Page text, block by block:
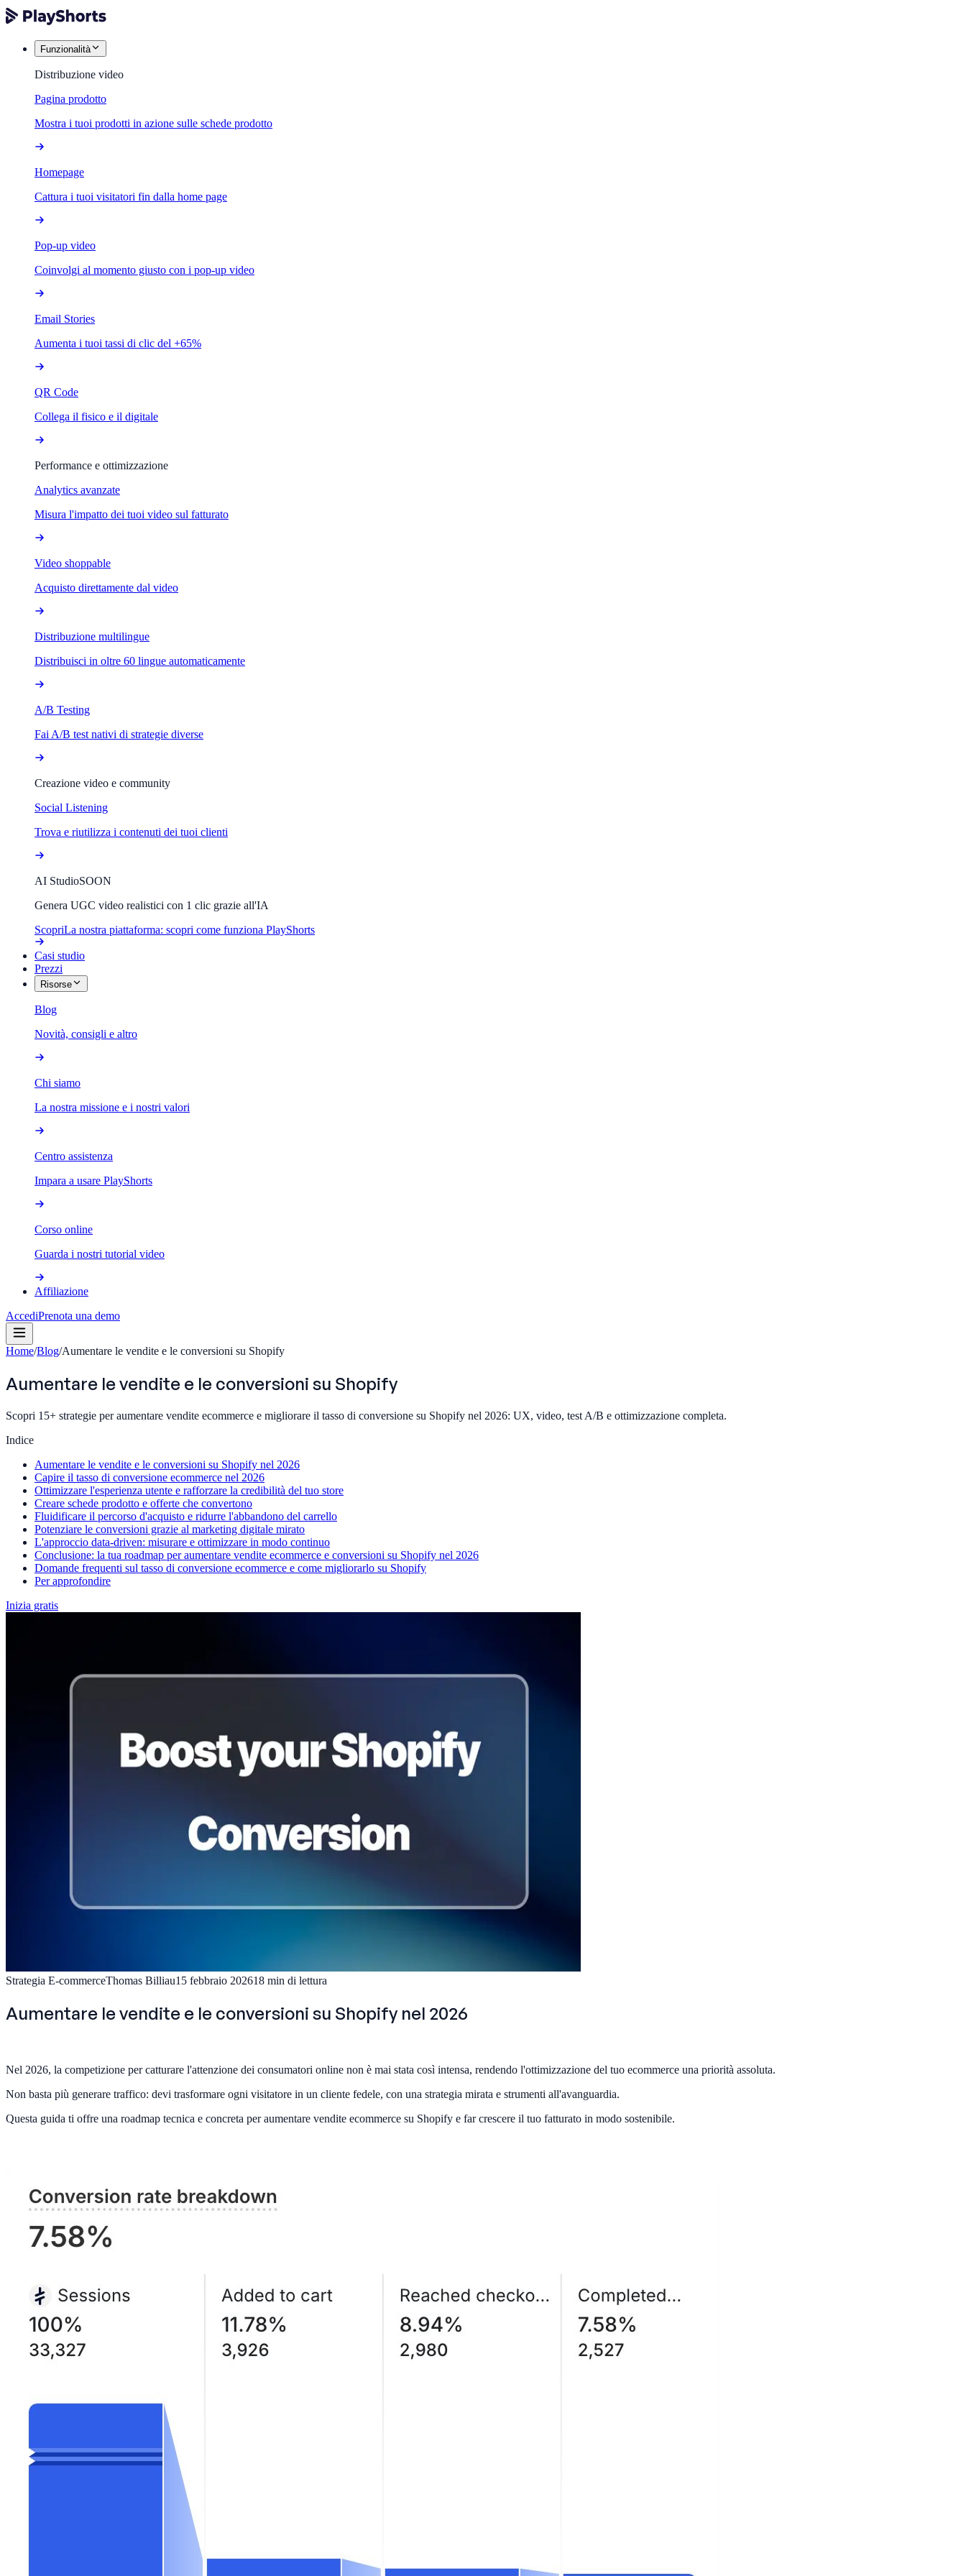
Funzionalità
Distribuzione video
Pagina prodotto
Mostra i tuoi prodotti in azione sulle schede prodotto
Homepage
Cattura i tuoi visitatori fin dalla home page
Pop-up video
Coinvolgi al momento giusto con i pop-up video
Email Stories
Aumenta i tuoi tassi di clic del +65%
QR Code
Collega il fisico e il digitale
Performance e ottimizzazione
Analytics avanzate
Misura l'impatto dei tuoi video sul fatturato
Video shoppable
Acquisto direttamente dal video
Distribuzione multilingue
Distribuisci in oltre 60 lingue automaticamente
A/B Testing
Fai A/B test nativi di strategie diverse
Creazione video e community
Social Listening
Trova e riutilizza i contenuti dei tuoi clienti
AI StudioSOON
Genera UGC video realistici con 1 clic grazie all'IA
ScopriLa nostra piattaforma: scopri come funziona PlayShorts
Casi studio
Prezzi
Risorse
Blog
Novità, consigli e altro
Chi siamo
La nostra missione e i nostri valori
Centro assistenza
Impara a usare PlayShorts
Corso online
Guarda i nostri tutorial video
Affiliazione
AccediPrenota una demo
Home/Blog/Aumentare le vendite e le conversioni su Shopify
Aumentare le vendite e le conversioni su Shopify
Scopri 15+ strategie per aumentare vendite ecommerce e migliorare il tasso di conversione su Shopify nel 2026: UX, video, test A/B e ottimizzazione completa.
Indice
Aumentare le vendite e le conversioni su Shopify nel 2026
Capire il tasso di conversione ecommerce nel 2026
Ottimizzare l'esperienza utente e rafforzare la credibilità del tuo store
Creare schede prodotto e offerte che convertono
Fluidificare il percorso d'acquisto e ridurre l'abbandono del carrello
Potenziare le conversioni grazie al marketing digitale mirato
L'approccio data-driven: misurare e ottimizzare in modo continuo
Conclusione: la tua roadmap per aumentare vendite ecommerce e conversioni su Shopify nel 2026
Domande frequenti sul tasso di conversione ecommerce e come migliorarlo su Shopify
Per approfondire
Inizia gratis
Strategia E-commerceThomas Billiau15 febbraio 202618 min di lettura
Aumentare le vendite e le conversioni su Shopify nel 2026
Nel 2026, la competizione per catturare l'attenzione dei consumatori online non è mai stata così intensa, rendendo l'ottimizzazione del tuo ecommerce una priorità assoluta.
Non basta più generare traffico: devi trasformare ogni visitatore in un cliente fedele, con una strategia mirata e strumenti all'avanguardia.
Questa guida ti offre una roadmap tecnica e concreta per aumentare vendite ecommerce su Shopify e far crescere il tuo fatturato in modo sostenibile.